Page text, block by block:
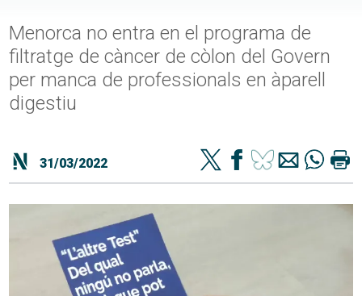
Menorca no entra en el programa de
filtratge de càncer de còlon del Govern
per manca de professionals en àparell
digestiu
31/03/2022